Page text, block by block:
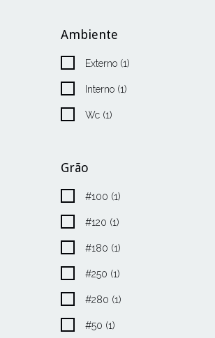
Ambiente
Externo (1)
Interno (1)
Wc (1)
Grão
#100 (1)
#120 (1)
#180 (1)
#250 (1)
#280 (1)
#50 (1)